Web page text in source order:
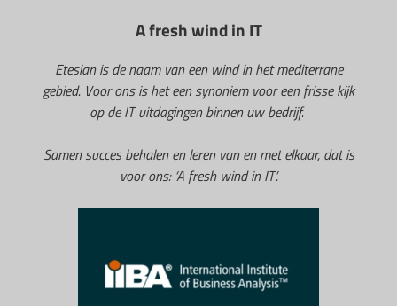
A fresh wind in IT
Etesian is de naam van een wind in het mediterrane
gebied. Voor ons is het een synoniem voor een frisse kijk
op de IT uitdagingen binnen uw bedrijf.
Samen succes behalen en leren van en met elkaar, dat is
voor ons: ‘A fresh wind in IT’.